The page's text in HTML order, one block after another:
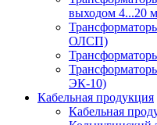
выходом 4...20
ОЛСП)
ЭК-10)
Кабельная продукция
Кабельная